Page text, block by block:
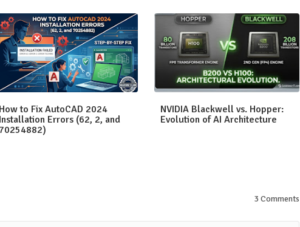
How to Fix AutoCAD 2024
Installation Errors (62, 2, and
70254882)
NVIDIA Blackwell vs. Hopper:
Evolution of AI Architecture
3 Comments